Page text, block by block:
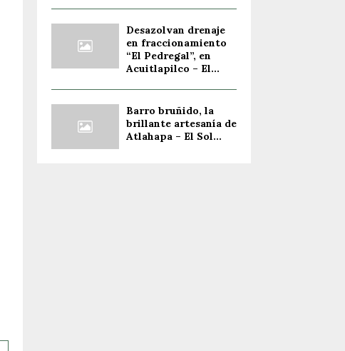
Desazolvan drenaje
en fraccionamiento
“El Pedregal”, en
Acuitlapilco – El...
Barro bruñido, la
brillante artesanía de
Atlahapa – El Sol...